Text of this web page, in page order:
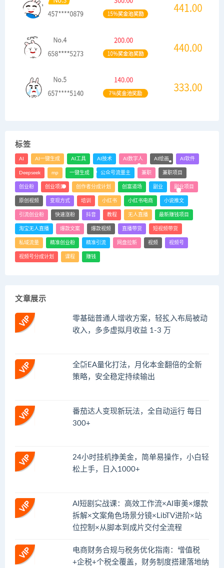
标签
AI AI一键生成 AI工具 AI技术 AI数字人 AI绘画 AI软件
Deepseek mp 一键生成 公众号流量主 兼职 兼职项目
创业粉 创业项目 创作者分成计划 创富道场 副业 副业项目
原创视频 变现方式 培训 小红书 小红书电商 小说推文
引流创业粉 快速涨粉 抖音 教程 无人直播 最新赚钱项目
淘宝无人直播 爆款文案 爆款视频 直播带货 短视频带货
私域流量 精准创业粉 精准引流 网盘拉新 视频 视频号
视频号分成计划 课程 赚钱
文章展示
零基础普通人增收方案，轻投入布局被动
收入，多多虚拟月收益 1-3 万
全新EA量化打法，月化本金翻倍的全新
策略，安全稳定持续输出
番茄达人变现新玩法，全自动运行 每日
300+
24小时挂机挣美金，简单易操作，小白轻
松上手，日入1000+
AI短剧实战课：高效工作流×AI审美×爆款
拆解×文案角色场景分镜×LibTV进阶×站
位控制×从脚本到成片交付全流程
电商财务合规与税务优化指南：增值税
+企税+个税全覆盖，财务制度搭建落地纳